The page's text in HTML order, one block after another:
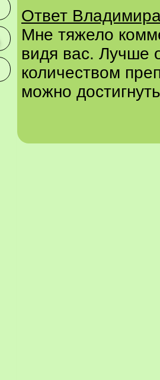
Ответ
Мне тяжело
видя вас. Лучше
количеством
можно